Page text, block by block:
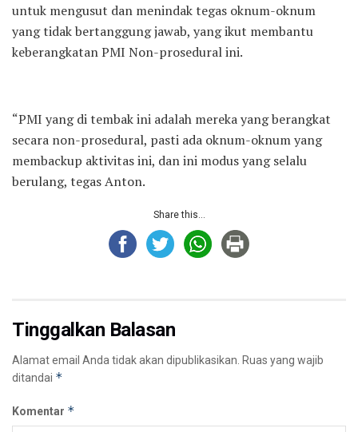
untuk mengusut dan menindak tegas oknum-oknum
yang tidak bertanggung jawab, yang ikut membantu
keberangkatan PMI Non-prosedural ini.
“PMI yang di tembak ini adalah mereka yang berangkat
secara non-prosedural, pasti ada oknum-oknum yang
membackup aktivitas ini, dan ini modus yang selalu
berulang, tegas Anton.
Share this...
Tinggalkan Balasan
Alamat email Anda tidak akan dipublikasikan. Ruas yang wajib
ditandai *
Komentar *